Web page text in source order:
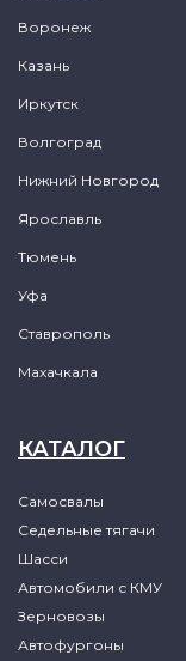
Воронеж
Казань
Иркутск
Волгоград
Нижний Новгород
Ярославль
Тюмень
Уфа
Ставрополь
Махачкала
КАТАЛОГ
Самосвалы
Седельные тягачи
Шасси
Автомобили с КМУ
Зерновозы
Автофургоны